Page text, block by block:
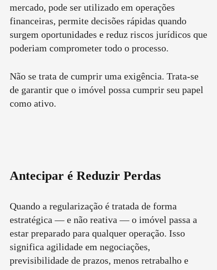
mercado, pode ser utilizado em operações
financeiras, permite decisões rápidas quando
surgem oportunidades e reduz riscos jurídicos que
poderiam comprometer todo o processo.
Não se trata de cumprir uma exigência. Trata-se
de garantir que o imóvel possa cumprir seu papel
como ativo.
Antecipar é Reduzir Perdas
Quando a regularização é tratada de forma
estratégica — e não reativa — o imóvel passa a
estar preparado para qualquer operação. Isso
significa agilidade em negociações,
previsibilidade de prazos, menos retrabalho e